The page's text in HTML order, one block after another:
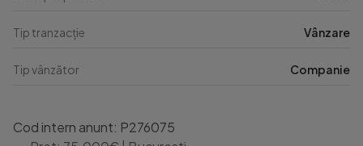
Tip tranzacție Vânzare
Tip vânzător Companie
Cod intern anunt: P276075